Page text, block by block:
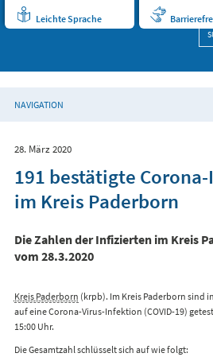
Leichte Sprache
NAVIGATION
28. März 2020
191 bestätigte
im Kreis Paderborn
Die Zahlen der Infizierten im Kreis
vom 28.3.2020
Kreis Paderborn (krpb). Im Kreis Paderborn sind
auf eine Corona-Virus-Infektion (COVID-19)
15:00 Uhr.
Die Gesamtzahl schlüsselt sich auf wie folgt: